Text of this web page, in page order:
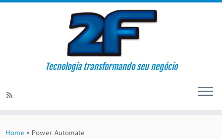
Tecnologia transformando seu negócio
Home » Power Automate